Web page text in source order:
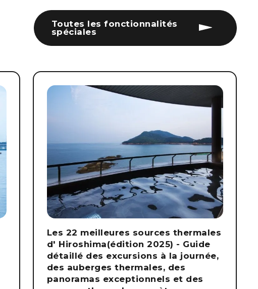
Toutes les fonctionnalités
spéciales
Les 22 meilleures sources thermales
d' Hiroshima(édition 2025) - Guide
détaillé des excursions à la journée,
des auberges thermales, des
panoramas exceptionnels et des